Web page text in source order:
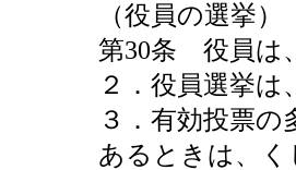
（役員の選挙）
第30条 役員は
２．役員選挙
３．有効投票
あるときは、